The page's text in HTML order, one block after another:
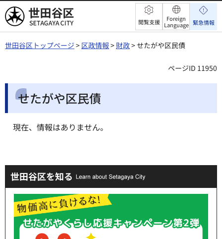
世田谷区 閲覧支援
Foreign
Language 緊急情報
世田谷区トップページ > 区政情報 > 財政> せたがや区民債
ページID 11950
せたがや区民債
現在、情報はありません。
世田谷区を知る